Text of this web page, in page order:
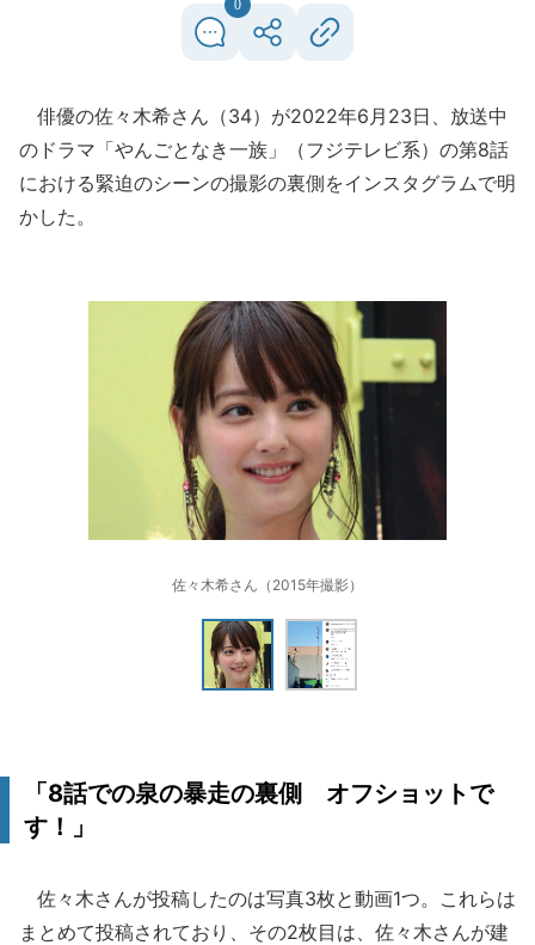
0
俳優の佐々木希さん（34）が2022年6月23日、放送中
のドラマ「やんごとなき一族」（フジテレビ系）の第8話
における緊迫のシーンの撮影の裏側をインスタグラムで明
かした。
佐々木希さん（2015年撮影）
「8話での泉の暴走の裏側 オフショットで
す！」
佐々木さんが投稿したのは写真3枚と動画1つ。これらは
まとめて投稿されており、その2枚目は、佐々木さんが建